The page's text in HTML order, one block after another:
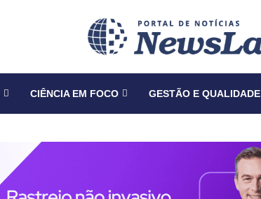
CIÊNCIA EM FOCO GESTÃO E QUALIDADE